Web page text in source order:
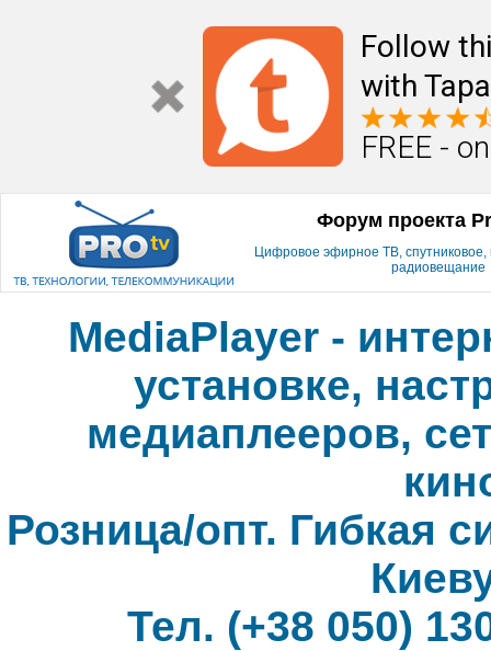
Follow
with
FREE -
Форум проекта
Цифровое эфирное ТВ, спутниковое,
радиовещание
MediaPlayer -
установке,
медиаплееров,
Розница/опт. Гибкая
Тел. (+38 050)